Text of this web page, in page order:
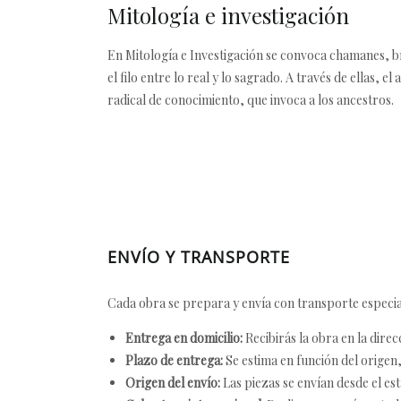
Mitología e investigación
En Mitología e Investigación se convoca
el filo entre lo real y lo sagrado. A través de ellas,
radical de conocimiento, que invoca a los ancestros.
ENVÍO Y TRANSPORTE
Cada obra se prepara y envía con transporte
Entrega en domicilio: Recibirás la obra en la
Plazo de entrega:Se estima en función del
Origen del envío: Las piezas se envían desde el